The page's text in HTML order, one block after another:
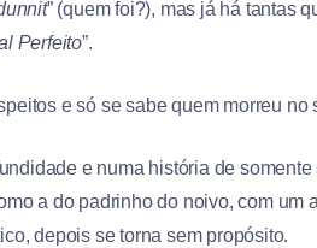
” (quem foi?), mas já há tantas
Perfeito”.
e só se sabe quem morreu no
e numa história de
a do padrinho do noivo, com um
depois se torna sem propósito.